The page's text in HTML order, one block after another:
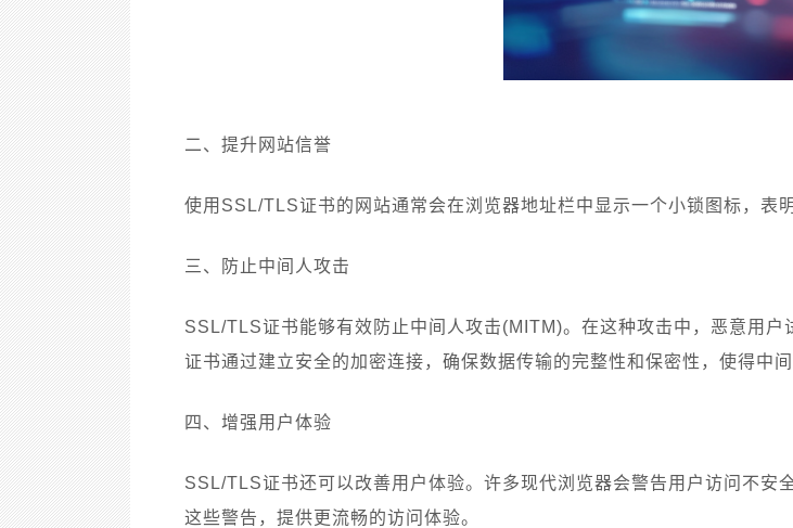
二、提升网站信誉
使用SSL/TLS证书的网站通常会在浏览器地址栏中显示一个小锁图标，表
三、防止中间人攻击
SSL/TLS证书能够有效防止中间人攻击(MITM)。在这种攻击中，恶意用
证书通过建立安全的加密连接，确保数据传输的完整性和保密性，使得中
四、增强用户体验
SSL/TLS证书还可以改善用户体验。许多现代浏览器会警告用户访问不
这些警告，提供更流畅的访问体验。